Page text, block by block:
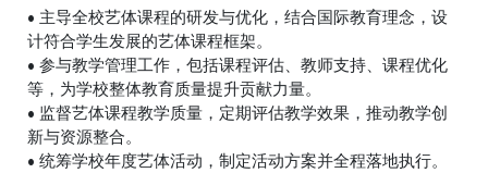
• 主导全校艺体课程的研发与优化，结合国际教育理念，设
计符合学生发展的艺体课程框架。
• 参与教学管理工作，包括课程评估、教师支持、课程优化
等，为学校整体教育质量提升贡献力量。
• 监督艺体课程教学质量，定期评估教学效果，推动教学创
新与资源整合。
• 统筹学校年度艺体活动，制定活动方案并全程落地执行。